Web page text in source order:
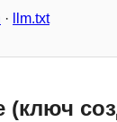
· llm.txt